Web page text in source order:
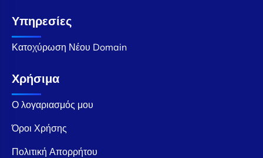
Υπηρεσίες
Κατοχύρωση Νέου Domain
Χρήσιμα
Ο λογαριασμός μου
Όροι Χρήσης
Πολιτική Απορρήτου